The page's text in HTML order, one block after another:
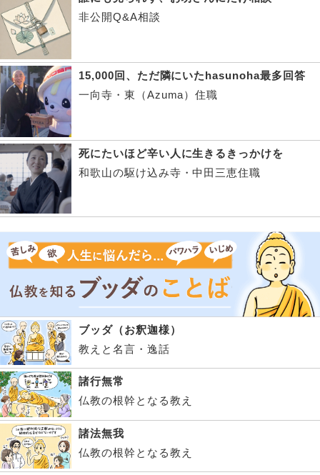
非公開Q&A相談
15,000回、ただ隣にいたhasunoha最多回答
一向寺・東（Azuma）住職
死にたいほど辛い人に生きるきっかけを
和歌山の駆け込み寺・中田三恵住職
ブッダ（お釈迦様）
教えと名言・逸話
諸行無常
仏教の根幹となる教え
諸法無我
仏教の根幹となる教え